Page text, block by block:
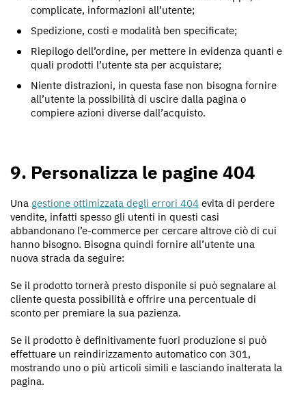
complicate, informazioni all’utente;
Spedizione, costi e modalità ben specificate;
Riepilogo dell’ordine, per mettere in evidenza quanti e
quali prodotti l’utente sta per acquistare;
Niente distrazioni, in questa fase non bisogna fornire
all’utente la possibilità di uscire dalla pagina o
compiere azioni diverse dall’acquisto.
9. Personalizza le pagine 404
Una gestione ottimizzata degli errori 404 evita di perdere
vendite, infatti spesso gli utenti in questi casi
abbandonano l’e-commerce per cercare altrove ciò di cui
hanno bisogno. Bisogna quindi fornire all’utente una
nuova strada da seguire:
Se il prodotto tornerà presto disponile si può segnalare al
cliente questa possibilità e offrire una percentuale di
sconto per premiare la sua pazienza.
Se il prodotto è definitivamente fuori produzione si può
effettuare un reindirizzamento automatico con 301,
mostrando uno o più articoli simili e lasciando inalterata la
pagina.